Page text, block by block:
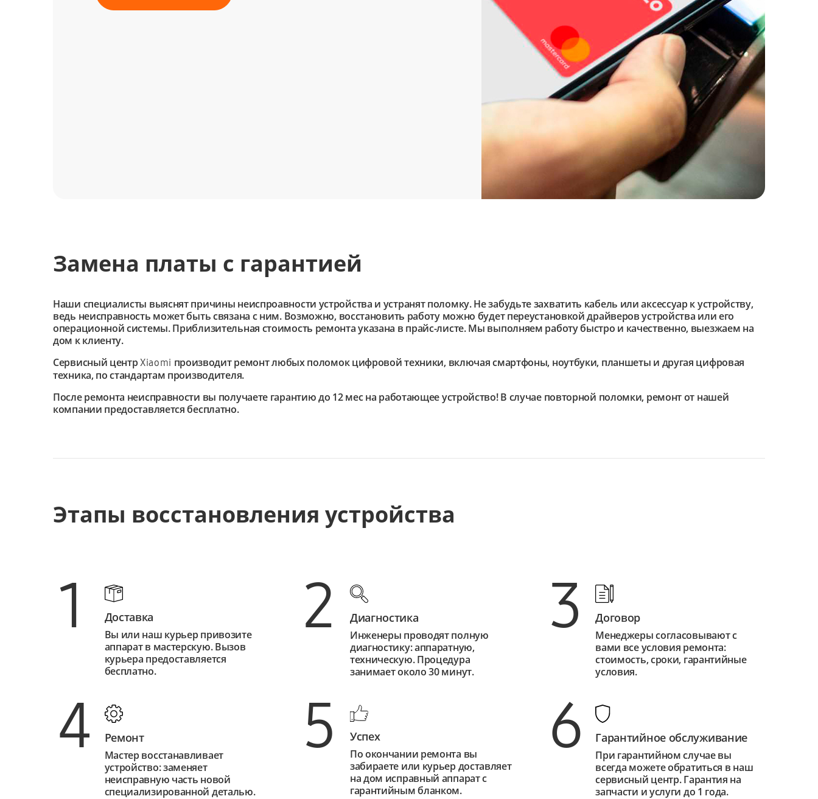
Замена платы с гарантией
Наши специалисты выяснят причины неиспроавности устройства и устранят поломку. Не забудьте захватить кабель или аксессуар к устройству,
ведь неисправность может быть связана с ним. Возможно, восстановить работу можно будет переустановкой драйверов устройства или его
операционной системы. Приблизительная стоимость ремонта указана в прайс-листе. Мы выполняем работу быстро и качественно, выезжаем на
дом к клиенту.
Сервисный центрXiaomi производит ремонт любых поломок цифровой техники, включая смартфоны, ноутбуки, планшеты и другая цифровая
техника, по стандартам производителя.
После ремонта неисправности вы получаете гарантию до 12 мес на работающее устройство! В случае повторной поломки, ремонт от нашей
компании предоставляется бесплатно.
Этапы восстановления устройства
1 Доставка
Вы или наш курьер привозите
аппарат в мастерскую. Вызов
курьера предоставляется
бесплатно.
2 Диагностика
Инженеры проводят полную
диагностику: аппаратную,
техническую. Процедура
занимает около 30 минут.
3 Договор
Менеджеры согласовывают с
вами все условия ремонта:
стоимость, сроки, гарантийные
условия.
4 Ремонт
Мастер восстанавливает
устройство: заменяет
неисправную часть новой
специализированной деталью.
5 Успех
По окончании ремонта вы
забираете или курьер доставляет
на дом исправный аппарат с
гарантийным бланком.
6 Гарантийное обслуживание
При гарантийном случае вы
всегда можете обратиться в наш
сервисный центр. Гарантия на
запчасти и услуги до 1 года.